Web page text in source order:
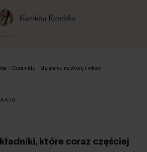
Karolina Rasińska
/ Ceramidy – działanie na skórę i włosy
które coraz częściej